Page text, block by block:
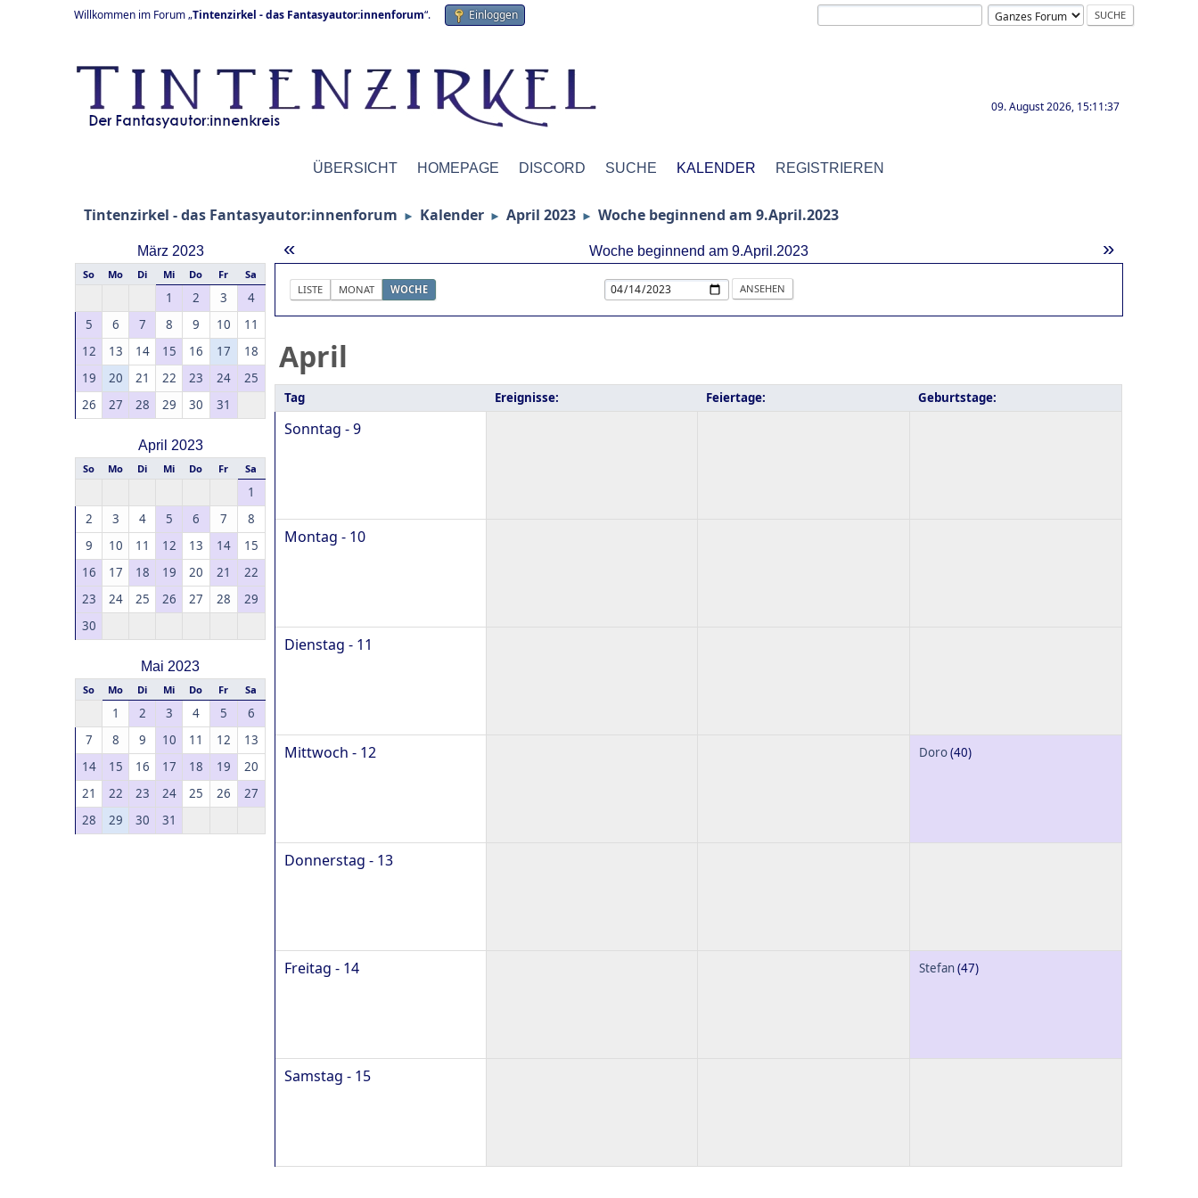
Willkommen im Forum „Tintenzirkel - das Fantasyautor:innenforum“. Einloggen
09. August 2026, 15:11:37
ÜBERSICHT HOMEPAGE DISCORD SUCHE KALENDER REGISTRIEREN
Tintenzirkel - das Fantasyautor:innenforum ► Kalender ► April 2023 ► Woche beginnend am 9.April.2023
März 2023
So Mo Di Mi Do Fr Sa
1 2 3
4
5
6 7 8 9 10
11
12
13 14 15 16 17
18
19
20 21 22 23 24
25
26
27 28 29 30 31
April 2023
So Mo Di Mi Do Fr Sa
1
2
3 4 5 6 7
8
9
10 11 12 13 14
15
16
17 18 19 20 21
22
23
24 25 26 27 28
29
30
Mai 2023
So Mo Di Mi Do Fr Sa
1 2 3 4 5
6
7
8 9 10 11 12
13
14
15 16 17 18 19
20
21
22 23 24 25 26
27
28
29 30 31
« »
Woche beginnend am 9.April.2023
LISTE MONAT WOCHE
April
Tag Ereignisse: Feiertage: Geburtstage:
Sonntag - 9
Montag - 10
Dienstag - 11
Mittwoch - 12 Doro(40)
Donnerstag - 13
Freitag - 14 Stefan(47)
Samstag - 15